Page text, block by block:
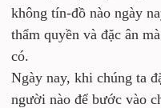
không tín-đồ nào ngày
thẩm quyền và đặc ân
có.
Ngày nay, khi chúng ta
người nào để bước vào